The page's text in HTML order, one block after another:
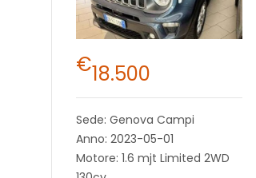
€18.500
Sede: Genova Campi
Anno: 2023-05-01
Motore: 1.6 mjt Limited 2WD